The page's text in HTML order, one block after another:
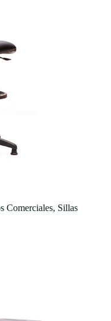
Comerciales, Sillas